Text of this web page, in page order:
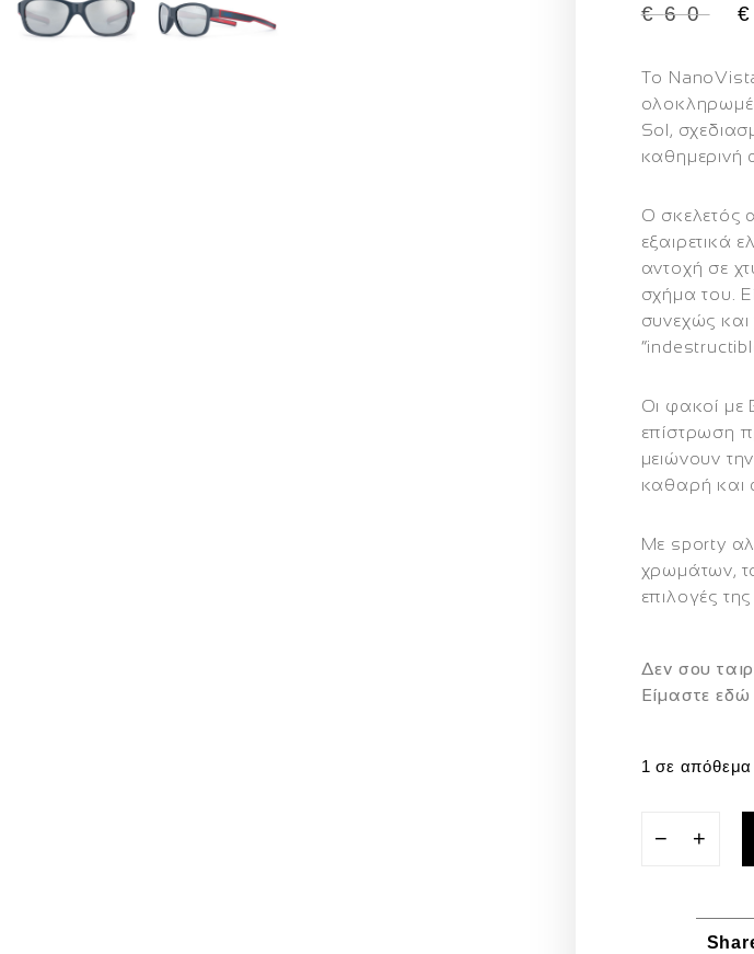
€60 €
Το
Sol,
καθημερινή
Ο σκελετός
εξαιρετικά
αντοχή σε
σχήμα του.
συνεχώς και
Οι φακοί με
επίστρωση
μειώνουν
καθαρή και
Με sporty
χρωμάτων, το
επιλογές
Δεν σου
Eίμαστε
1 σε απόθεμα
− +